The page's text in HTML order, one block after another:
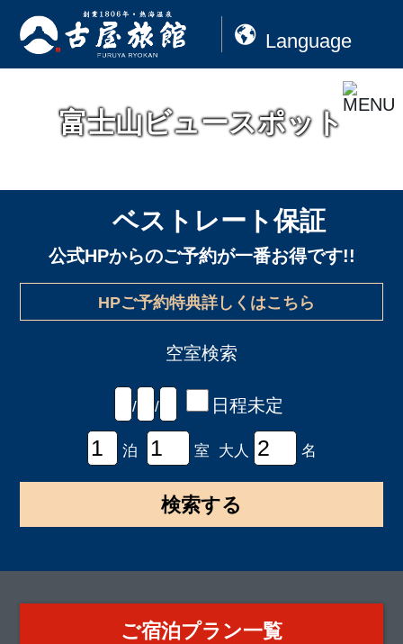
Language
富士山ビュースポット
ベストレート保証
公式HPからのご予約が一番お得です!!
HPご予約特典詳しくはこちら
空室検索
/ / 日程未定
泊 室 大人 名
ご宿泊プラン一覧